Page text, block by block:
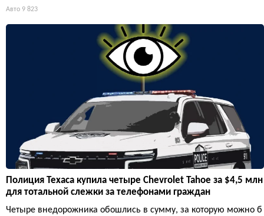
Авто 9 823
Полиция Техаса купила четыре Chevrolet Tahoe за $4,5 млн
для тотальной слежки за телефонами граждан
Четыре внедорожника обошлись в сумму, за которую можно б